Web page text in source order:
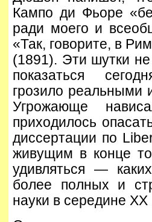
Кампо ди Фьоре
ради моего и
«Так, говорите, в
(1891). Эти шутки
показаться
грозило реальными
Угрожающе
приходилось
диссертации по
живущим в конце
удивляться —
более полных и
науки в середине XX